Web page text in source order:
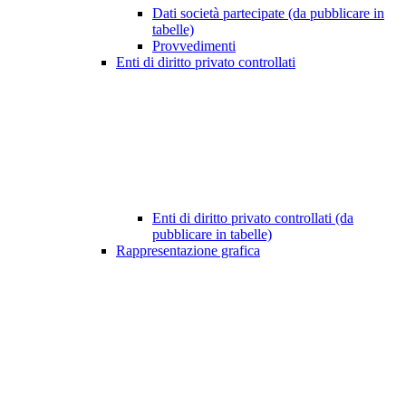
Dati società partecipate (da pubblicare in
tabelle)
Provvedimenti
Enti di diritto privato controllati
Enti di diritto privato controllati (da
pubblicare in tabelle)
Rappresentazione grafica